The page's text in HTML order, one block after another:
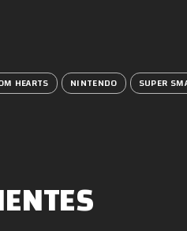
HEARTS NINTENDO SUPER